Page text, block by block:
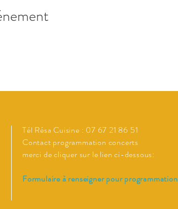
Tél Résa Cuisine : 07 67 21 86 51
Contact programmation concerts
merci de cliquer sur le lien ci-dessous:
Formulaire à renseigner pour programmation